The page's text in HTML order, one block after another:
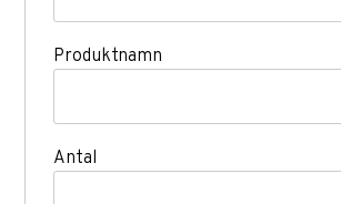
Produktnamn
Antal